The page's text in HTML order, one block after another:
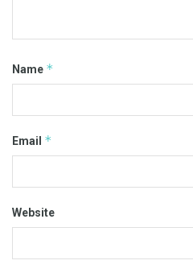
Name *
Email *
Website